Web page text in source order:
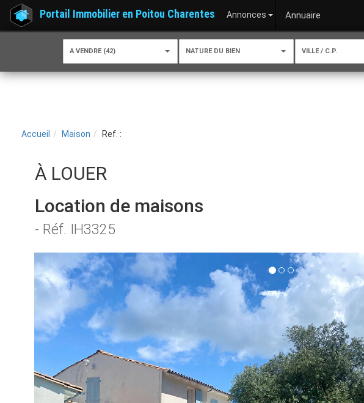
Portail Immobilier en Poitou Charentes Annonces Annuaire
A VENDRE (42) NATURE DU BIEN VILLE / C.P.
Accueil Maison Ref. :
À LOUER
Location de maisons
- Réf. IH3325